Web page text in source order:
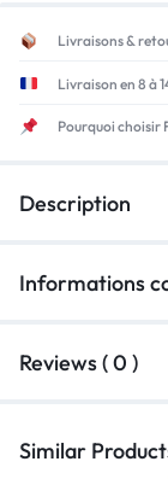
Livraisons &
Livraison en 8 à
Pourquoi choisir
Description
Informations
Reviews ( 0 )
Similar